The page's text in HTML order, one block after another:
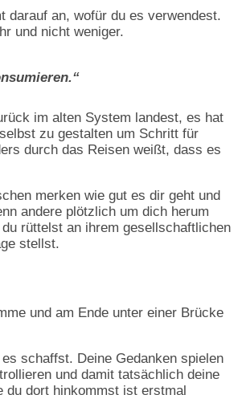
darauf an, wofür du es verwendest.
und nicht weniger.
im alten System landest, es hat
zu gestalten um Schritt für
durch das Reisen weißt, dass es
merken wie gut es dir geht und
andere plötzlich um dich herum
rüttelst an ihrem gesellschaftlichen
stellst.
und am Ende unter einer Brücke
schaffst. Deine Gedanken spielen
und damit tatsächlich deine
dort hinkommst ist erstmal